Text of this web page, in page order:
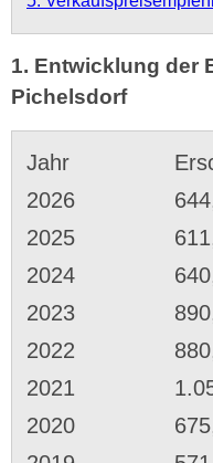
1. Entwicklung der
Pichelsdorf
Jahr
2026
2025
2024
2023
2022
2021
2020